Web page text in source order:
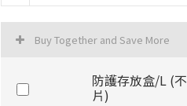
Buy Together and Save More
防護存放盒/L (
片)